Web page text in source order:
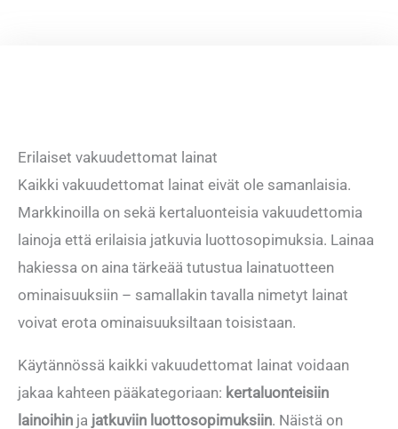
Erilaiset vakuudettomat lainat
Kaikki vakuudettomat lainat eivät ole samanlaisia.
Markkinoilla on sekä kertaluonteisia vakuudettomia
lainoja että erilaisia jatkuvia luottosopimuksia. Lainaa
hakiessa on aina tärkeää tutustua lainatuotteen
ominaisuuksiin – samallakin tavalla nimetyt lainat
voivat erota ominaisuuksiltaan toisistaan.
Käytännössä kaikki vakuudettomat lainat voidaan
jakaa kahteen pääkategoriaan: kertaluonteisiin
lainoihin ja jatkuviin luottosopimuksiin. Näistä on